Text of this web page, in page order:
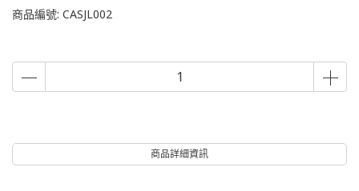
商品編號: CASJL002
商品詳細資訊